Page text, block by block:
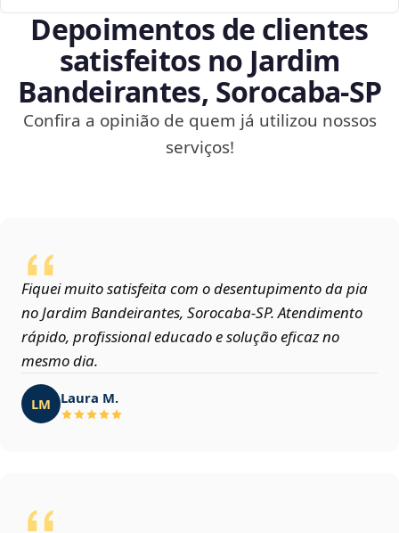
Depoimentos de clientes
satisfeitos no Jardim
Bandeirantes, Sorocaba‑SP
Confira a opinião de quem já utilizou nossos
serviços!
Fiquei muito satisfeita com o desentupimento da pia
no Jardim Bandeirantes, Sorocaba‑SP. Atendimento
rápido, profissional educado e solução eficaz no
mesmo dia.
LM Laura M.